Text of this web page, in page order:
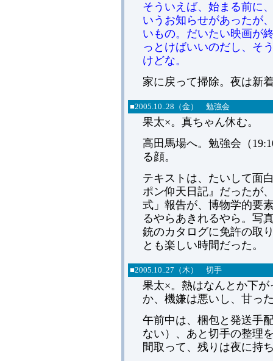
そういえば、始まる前に
いうお知らせがあったが
いもの。だいたい映画が
っとけばいいのだし、そ
けどな。
家に戻って掃除。夜は新
■2005.10..28（金） 勉強会
果太×。真ちゃん休む。
高田馬場へ。勉強会（
る顔。
テキストは、たいして面
ポン仰天日記』だったが
式」報告が、博物学的要
るやらあきれるやら。写
銃のカタログに免許の取
とも楽しい時間だった。
■2005.10..27（木） 切手
果太×。熱はなんとか下
か、機嫌は悪いし、甘っ
午前中は、梱包と発送手
ない）、あと切手の整理
間取って、残りは夜に持